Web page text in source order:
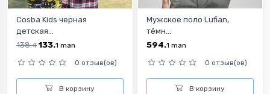
Cosba Kids черная
детская...
138.4 133.1 man
0 отзыв(ов)
В корзину
Мужское поло Lufian,
тёмн...
594.1 man
0 отзыв(ов)
В корзину